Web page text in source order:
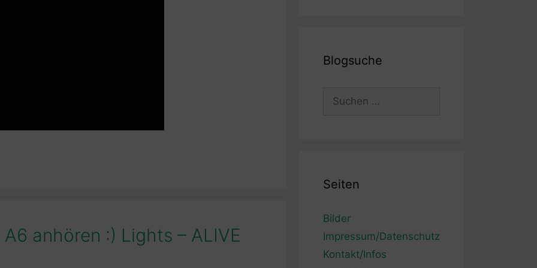
anhören :) Lights – ALIVE
Blogsuche
Seiten
Bilder
Impressum/Datenschutz
Kontakt/Infos